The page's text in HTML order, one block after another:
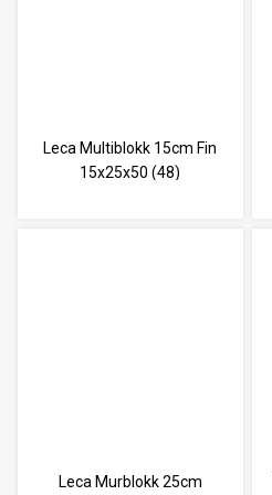
Leca Multiblokk 15cm Fin
15x25x50 (48)
Leca Murblokk 25cm